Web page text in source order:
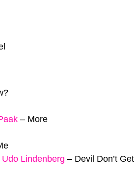
– More
Udo Lindenberg – Devil Don’t